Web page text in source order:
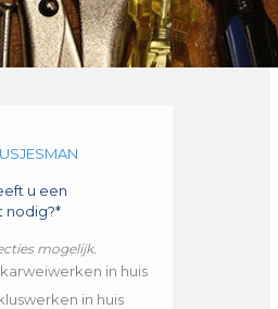
u een
nodig?*
mogelijk.
in huis
in huis